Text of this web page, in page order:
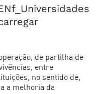
de partilha de
entre
no sentido de,
a melhoria da